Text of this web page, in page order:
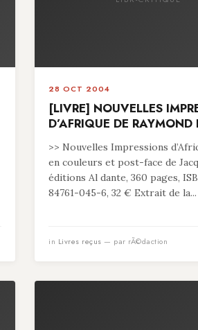
28 OCT 2004
[LIVRE] NOUVELLES
D’AFRIQUE DE RAYMOND
>> Nouvelles Impressions
en couleurs et post-face de
éditions Al dante, 360 pages,
84761-045-6, 32 € Extrait de la...
in Livres reçus — par rÃ©daction